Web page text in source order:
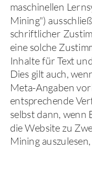
maschinellen
Mining")
schriftlicher
eine solche
Inhalte für Text
Dies gilt auch,
Meta-Angaben
entsprechende
selbst dann, wenn
die Website zu
Mining